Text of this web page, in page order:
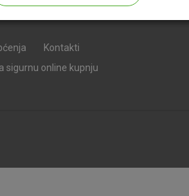
Kontakti
sigurnu online kupnju
stranice neće raditi. Ti kolačići ne